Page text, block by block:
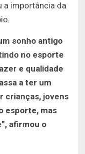
a importância da
sonho antigo
no esporte
e qualidade
a ter um
crianças, jovens
esporte, mas
afirmou o